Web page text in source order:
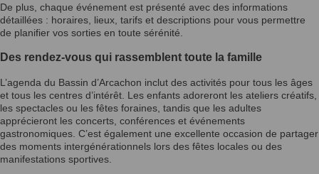
De plus, chaque événement est présenté avec des informations
détaillées : horaires, lieux, tarifs et descriptions pour vous permettre
de planifier vos sorties en toute sérénité.
Des rendez-vous qui rassemblent toute la famille
L’agenda du Bassin d’Arcachon inclut des activités pour tous les âges
et tous les centres d’intérêt. Les enfants adoreront les ateliers créatifs,
les spectacles ou les fêtes foraines, tandis que les adultes
apprécieront les concerts, conférences et événements
gastronomiques. C’est également une excellente occasion de partager
des moments intergénérationnels lors des fêtes locales ou des
manifestations sportives.